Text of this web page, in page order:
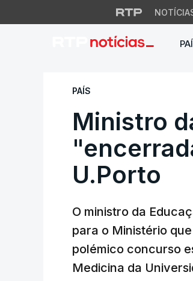
Ministro
PAÍS
Ministro
U.Porto
O ministro da
para o Ministério
polémico concurso
Medicina da